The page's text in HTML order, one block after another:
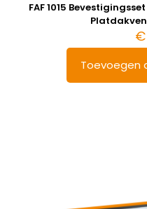
FAF 1015
€
Toevoegen